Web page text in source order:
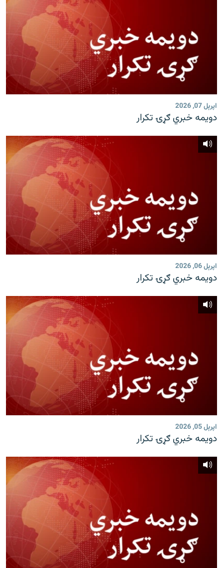
اپرېل 07, 2026
دویمه خبري ګړۍ تکرار
اپرېل 06, 2026
دویمه خبري ګړۍ تکرار
اپرېل 05, 2026
دویمه خبري ګړۍ تکرار